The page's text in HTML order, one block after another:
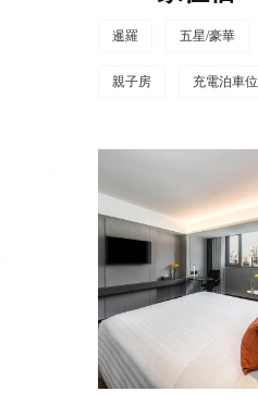
暹羅 五星/豪華
親子房 充電泊車位